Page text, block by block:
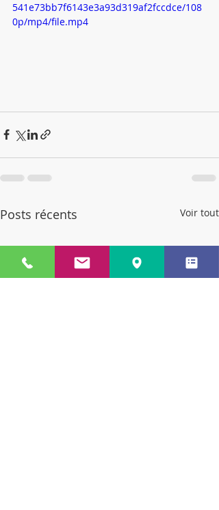
541e73bb7f6143e3a93d319af2fccdce/108
0p/mp4/file.mp4
Posts récents Voir tout